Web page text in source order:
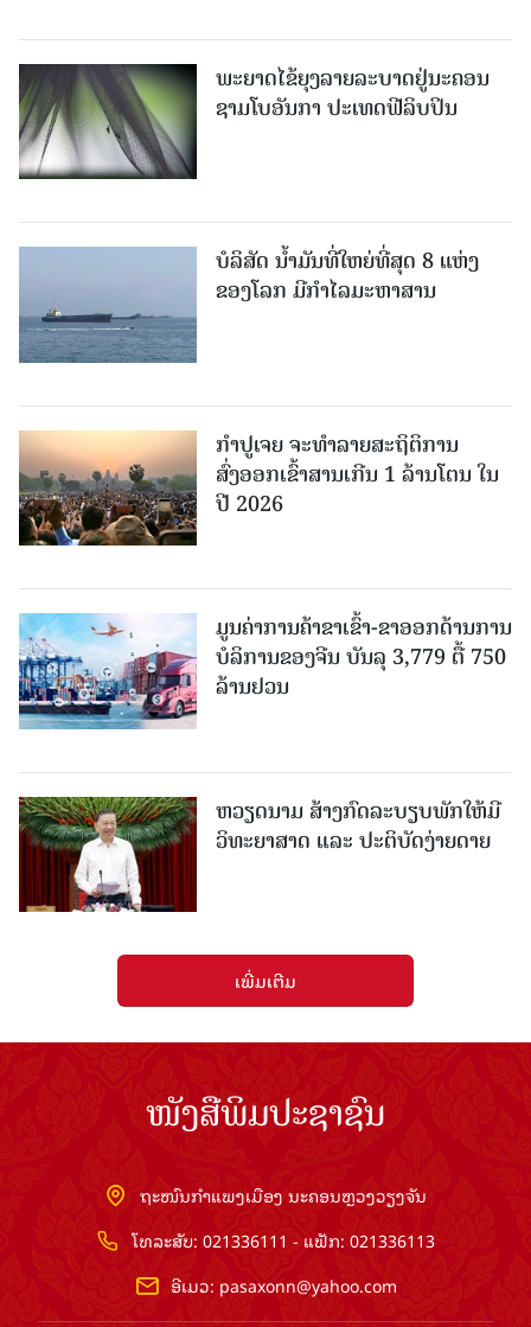
ພະຍາດໄຂ້ຍຸງລາຍລະບາດຢູ່ນະຄອນ
ຊາມໂບ​ອັນກາ ປະເທດຟີລິບປິນ
ບໍລິສັດ ນ້ຳມັນທີ່ໃຫຍ່ທີ່ສຸດ 8 ແຫ່ງ
ຂອງໂລກ ມີກຳໄລມະຫາສານ
ກຳປູເຈຍ ຈະທຳລາຍສະຖິຕິການ
ສົ່ງອອກເຂົ້າສານເກີນ 1 ລ້ານໂຕນ ໃນ
ປີ 2026
ມູນຄ່າການຄ້າຂາເຂົ້າ-ຂາອອກດ້ານການ
ບໍລິການຂອງຈີນ ບັນລຸ 3,779 ຕື້ 750
ລ້ານຢວນ
ຫວຽດນາມ ສ້າງກົດລະບຽບພັກໃຫ້ມີ
ວິທະຍາສາດ ແລະ ປະຕິບັດງ່າຍດາຍ
ເພີ່ມເຕີມ
ໜັງສືພິມປະຊາຊົນ
ຖະໜົນກຳແພງເມືອງ ນະຄອນຫຼວງວຽງຈັນ
ໂທລະສັບ: 021336111 - ແຟັກ: 021336113
ອີເມວ: pasaxonn@yahoo.com